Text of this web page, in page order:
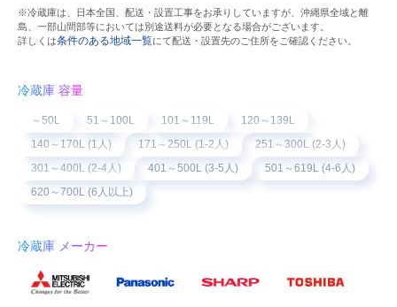
※冷蔵庫は、日本全国、配送・設置工事をお承りしていますが、沖縄県全域と離
島、一部山間部等においては別途送料が必要となる場合がございます。
詳しくは条件のある地域一覧にて配送・設置先のご住所をご確認ください。
冷蔵庫 容量
～50L 51～100L 101～119L
120～139L
140～170L (1人)
171～250L (1-2人)
251～300L (2-3人)
301～400L (2-4人)
401～500L (3-5人)
501～619L (4-6人)
620～700L (6人以上)
冷蔵庫 メーカー